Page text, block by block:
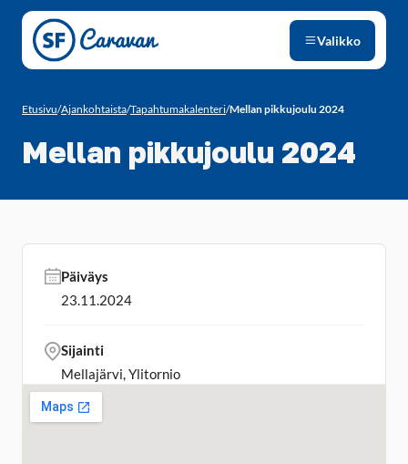
Siirry sivun sisältöön
Valikko
Etusivu/Ajankohtaista/Tapahtumakalenteri/Mellan pikkujoulu 2024
Mellan pikkujoulu 2024
Päiväys
23.11.2024
Sijainti
Mellajärvi, Ylitornio